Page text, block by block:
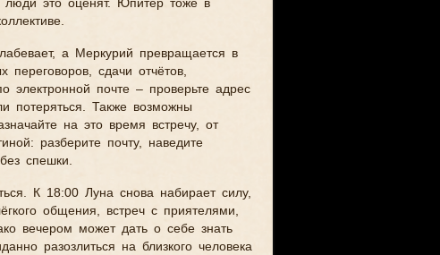
люди это оценят. Юпитер тоже в
а Меркурий превращается в
сдачи отчётов,
электронной почте – проверьте адрес
потеряться. Также возможны
на это время встречу, от
разберите почту, наведите
спешки.
К 18:00 Луна снова набирает силу,
общения, встреч с приятелями,
вечером может дать о себе знать
разозлиться на близкого человека